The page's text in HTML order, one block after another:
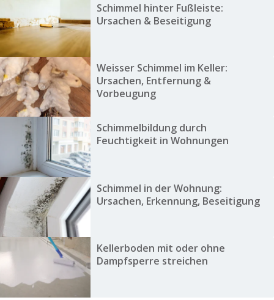
Schimmel hinter Fußleiste:
Ursachen & Beseitigung
Weisser Schimmel im Keller:
Ursachen, Entfernung &
Vorbeugung
Schimmelbildung durch
Feuchtigkeit in Wohnungen
Schimmel in der Wohnung:
Ursachen, Erkennung, Beseitigung
Kellerboden mit oder ohne
Dampfsperre streichen